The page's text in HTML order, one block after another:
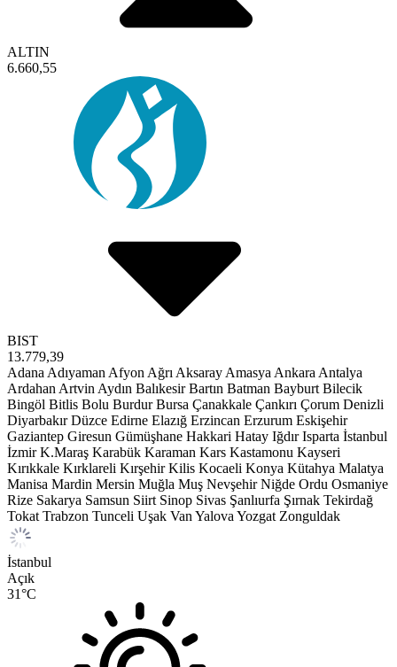
ALTIN
6.660,55
BIST
13.779,39
Adana Adıyaman Afyon Ağrı Aksaray Amasya Ankara Antalya
Ardahan Artvin Aydın Balıkesir Bartın Batman Bayburt Bilecik
Bingöl Bitlis Bolu Burdur Bursa Çanakkale Çankırı Çorum Denizli
Diyarbakır Düzce Edirne Elazığ Erzincan Erzurum Eskişehir
Gaziantep Giresun Gümüşhane Hakkari Hatay Iğdır Isparta İstanbul
İzmir K.Maraş Karabük Karaman Kars Kastamonu Kayseri
Kırıkkale Kırklareli Kırşehir Kilis Kocaeli Konya Kütahya Malatya
Manisa Mardin Mersin Muğla Muş Nevşehir Niğde Ordu Osmaniye
Rize Sakarya Samsun Siirt Sinop Sivas Şanlıurfa Şırnak Tekirdağ
Tokat Trabzon Tunceli Uşak Van Yalova Yozgat Zonguldak
İstanbul
Açık
31°C